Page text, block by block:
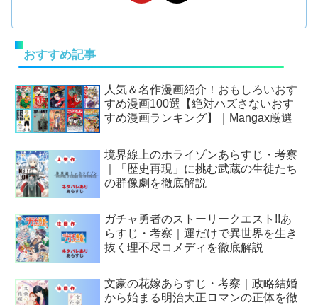
おすすめ記事
人気＆名作漫画紹介！おもしろいおす
すめ漫画100選【絶対ハズさないおす
すめ漫画ランキング】｜Mangax厳選
境界線上のホライゾンあらすじ・考察
｜「歴史再現」に挑む武蔵の生徒たち
の群像劇を徹底解説
ガチャ勇者のストーリークエスト!!あ
らすじ・考察｜運だけで異世界を生き
抜く理不尽コメディを徹底解説
文豪の花嫁あらすじ・考察｜政略結婚
から始まる明治大正ロマンの正体を徹